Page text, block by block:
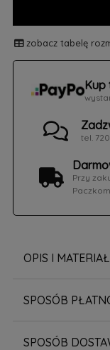
zobacz tabelę
Kup
tel.
Przy
OPIS I MATERIAŁ
SPOSÓB
SPOSÓB